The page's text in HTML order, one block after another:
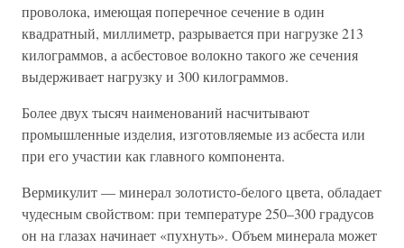
проволока, имеющая поперечное сечение в один
квадратный, миллиметр, разрывается при нагрузке 213
килограммов, а асбестовое волокно такого же сечения
выдерживает нагрузку и 300 килограммов.
Более двух тысяч наименований насчитывают
промышленные изделия, изготовляемые из асбеста или
при его участии как главного компонента.
Вермикулит — минерал золотисто-белого цвета, обладает
чудесным свойством: при температуре 250–300 градусов
он на глазах начинает «пухнуть». Объем минерала может